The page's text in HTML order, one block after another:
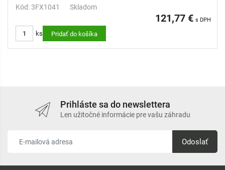
Kód: 3FX1041 Skladom
121,77 € s DPH
ks Pridať do košíka
Prihláste sa do newslettera
Len užitočné informácie pre vašu záhradu
Odoslať